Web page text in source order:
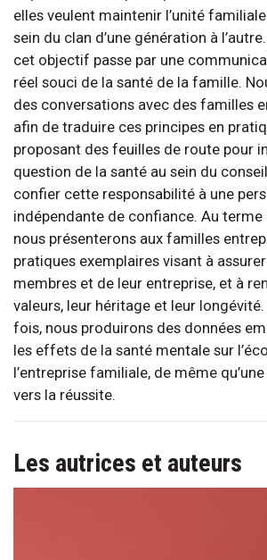
elles veulent maintenir l’unité
sein du clan d’une génération à
cet objectif passe par une
réel souci de la santé de la famille.
des conversations avec des familles
afin de traduire ces principes en
proposant des feuilles de route pour
question de la santé au sein du
confier cette responsabilité à une
indépendante de confiance. Au terme
nous présenterons aux familles
pratiques exemplaires visant à
membres et de leur entreprise, et à
valeurs, leur héritage et leur
fois, nous produirons des données
les effets de la santé mentale sur
l’entreprise familiale, de même
vers la réussite.
Les autrices et auteurs